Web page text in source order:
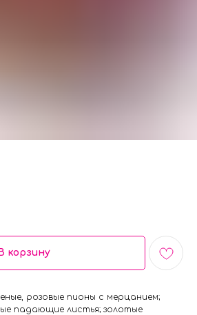
корзину
розовые пионы с мерцанием;
падающие листья; золотые